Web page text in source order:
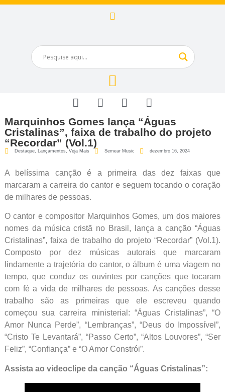
Marquinhos Gomes lança “Águas
Cristalinas”, faixa de trabalho do projeto
“Recordar” (Vol.1)
Destaque, Lançamentos, Veja Mais Semear Music dezembro 16, 2024
A belíssima canção é a primeira das dez faixas que
marcaram a carreira do cantor e seguem tocando o coração
de milhares de pessoas.
O cantor e compositor Marquinhos Gomes, um dos maiores
nomes da música cristã no Brasil, lança a canção “Águas
Cristalinas”, faixa de trabalho do projeto “Recordar” (Vol.1).
Composto por dez músicas autorais que marcaram
lindamente a trajetória do cantor, o álbum é uma viagem no
tempo, que conduz os ouvintes por canções que tocaram
com fé a vida de milhares de pessoas. As canções desse
trabalho são as primeiras que ele escreveu quando
começou sua carreira ministerial: “Águas Cristalinas”, “O
Amor Nunca Perde”, “Lembranças”, “Deus do Impossível”,
“Cristo Te Levantará”, “Passo Certo”, “Altos Louvores”, “Ser
Feliz”, “Confiança” e “O Amor Constrói”.
Assista ao videoclipe da canção “Águas Cristalinas”: